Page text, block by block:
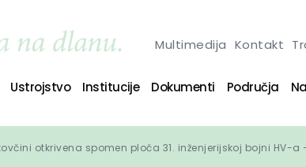
Multimedija Kontakt
Ustrojstvo Institucije Dokumenti Područja
otkrivena spomen ploča 31. inženjerijskoj bojni